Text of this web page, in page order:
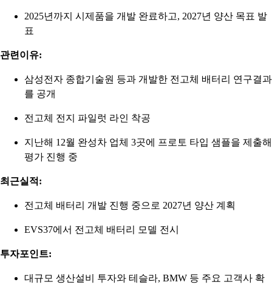
2025년까지 시제품을 개발 완료하고, 2027년 양산 목표 발
표
관련이유:
삼성전자 종합기술원 등과 개발한 전고체 배터리 연구결과
를 공개
전고체 전지 파일럿 라인 착공
지난해 12월 완성차 업체 3곳에 프로토 타입 샘플을 제출해
평가 진행 중
최근실적:
전고체 배터리 개발 진행 중으로 2027년 양산 계획
EVS37에서 전고체 배터리 모델 전시
투자포인트:
대규모 생산설비 투자와 테슬라, BMW 등 주요 고객사 확